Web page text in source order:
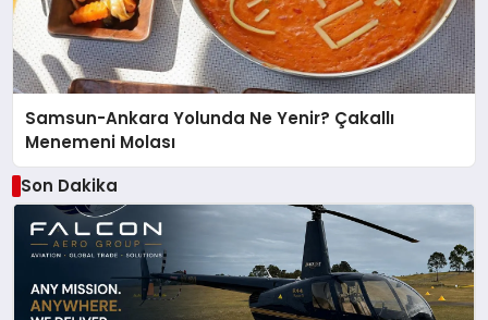
Samsun-Ankara Yolunda Ne Yenir? Çakallı
Menemeni Molası
Son Dakika